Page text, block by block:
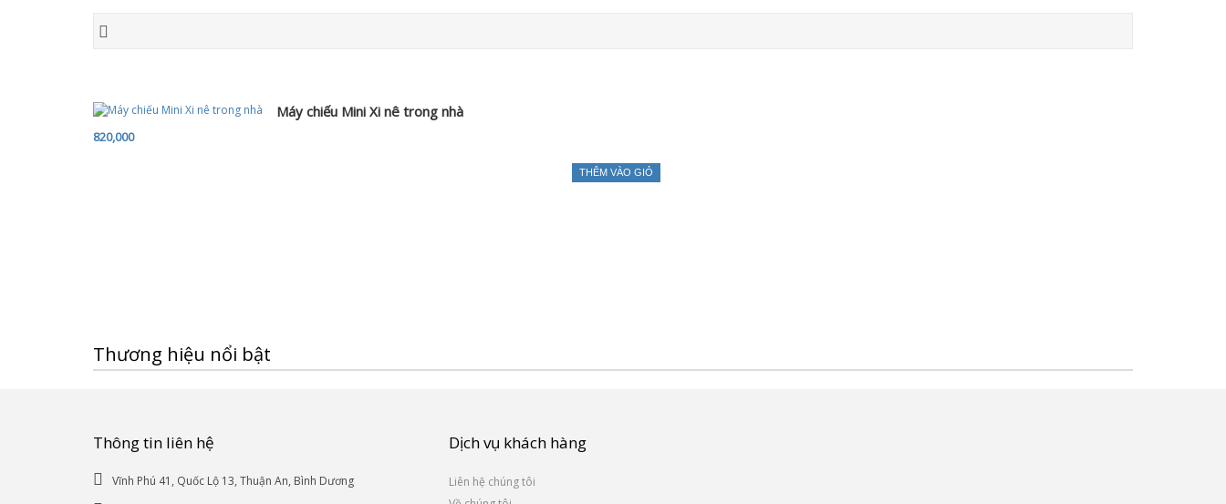
Máy chiếu Mini Xi nê trong nhà
820,000
THÊM VÀO GIỎ
Thương hiệu nổi bật
Thông tin liên hệ
Vĩnh Phú 41, Quốc Lộ 13, Thuận An, Bình Dương
Dịch vụ khách hàng
Liên hệ chúng tôi